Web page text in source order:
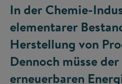
In der Chemie-
elementarer
Herstellung von
Dennoch müsse
erneuerbaren